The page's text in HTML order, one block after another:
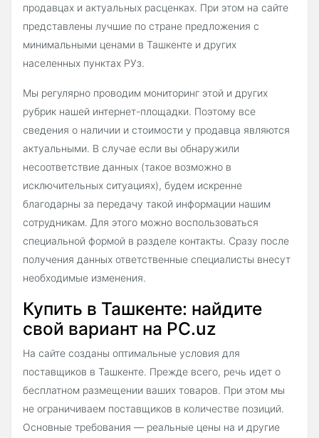
продавцах и актуальных расценках. При этом на сайте
представлены лучшие по стране предложения с
минимальными ценами в Ташкенте и других
населенных пунктах РУз.
Мы регулярно проводим мониторинг этой и других
рубрик нашей интернет-площадки. Поэтому все
сведения о наличии и стоимости у продавца являются
актуальными. В случае если вы обнаружили
несоответствие данных (такое возможно в
исключительных ситуациях), будем искренне
благодарны за передачу такой информации нашим
сотрудникам. Для этого можно воспользоваться
специальной формой в разделе контакты. Сразу после
получения данных ответственные специалисты внесут
необходимые изменения.
Купить в Ташкенте: найдите
свой вариант на PC.uz
На сайте созданы оптимальные условия для
поставщиков в Ташкенте. Прежде всего, речь идет о
бесплатном размещении ваших товаров. При этом мы
не ограничиваем поставщиков в количестве позиций.
Основные требования — реальные цены на и другие